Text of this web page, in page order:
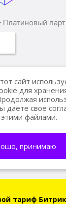
сайт
для
даете свое
этими файлами.
принимаю
1-й Верхний
тариф